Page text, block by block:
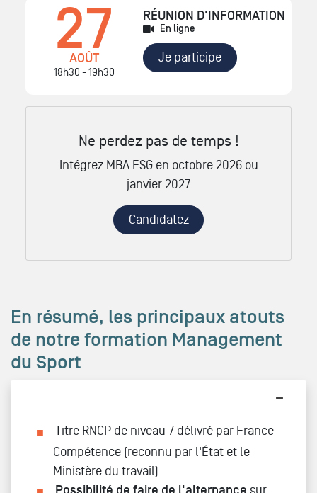
27
AOÛT
18h30 - 19h30
RÉUNION D'INFORMATION
En ligne
Je participe
Ne perdez pas de temps !
Intégrez MBA ESG en octobre 2026 ou
janvier 2027
Candidatez
En résumé, les principaux atouts
de notre formation Management
du Sport
Titre RNCP de niveau 7 délivré par France
Compétence (reconnu par l'État et le
Ministère du travail)
sur